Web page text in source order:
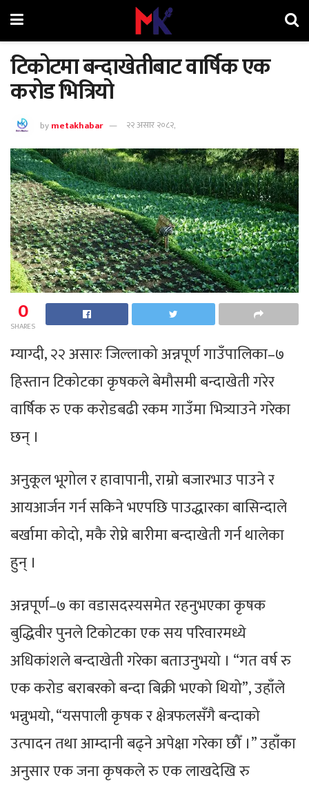
टिकोटमा बन्दाखेतीबाट वार्षिक एक
करोड भित्रियो
bymetakhabar २२ असार २०८२,
0
SHARES
म्याग्दी, २२ असारः जिल्लाको अन्नपूर्ण गाउँपालिका–७
हिस्तान टिकोटका कृषकले बेमौसमी बन्दाखेती गरेर
वार्षिक रु एक करोडबढी रकम गाउँमा भित्र्याउने गरेका
छन् ।
अनुकूल भूगोल र हावापानी, राम्रो बजारभाउ पाउने र
आयआर्जन गर्न सकिने भएपछि पाउद्धारका बासिन्दाले
बर्खामा कोदो, मकै रोप्ने बारीमा बन्दाखेती गर्न थालेका
हुन् ।
अन्नपूर्ण–७ का वडासदस्यसमेत रहनुभएका कृषक
बुद्धिवीर पुनले टिकोटका एक सय परिवारमध्ये
अधिकांशले बन्दाखेती गरेका बताउनुभयो । “गत वर्ष रु
एक करोड बराबरको बन्दा बिक्री भएको थियो”, उहाँले
भन्नुभयो, “यसपाली कृषक र क्षेत्रफलसँगै बन्दाको
उत्पादन तथा आम्दानी बढ्ने अपेक्षा गरेका छौँ ।” उहाँका
अनुसार एक जना कृषकले रु एक लाखदेखि रु